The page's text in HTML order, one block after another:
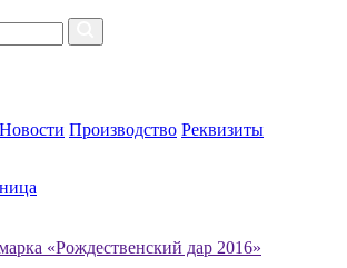
Новости Производство Реквизиты
«Рождественский дар 2016»